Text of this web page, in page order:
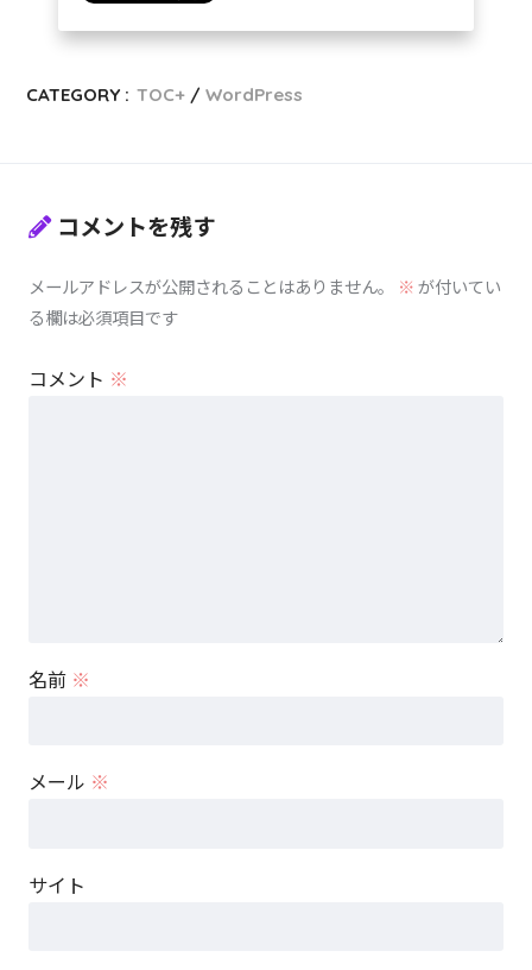
CATEGORY : TOC+ WordPress
コメントを残す
メールアドレスが公開されることはありません。 ※が付いてい
る欄は必須項目です
コメント ※
名前 ※
メール ※
サイト